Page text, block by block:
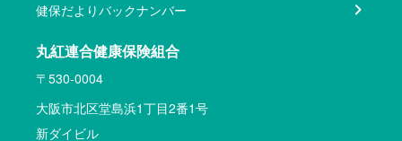
健保だよりバックナンバー
丸紅連合健康保険組合
〒530-0004
大阪市北区堂島浜1丁目2番1号
新ダイビル